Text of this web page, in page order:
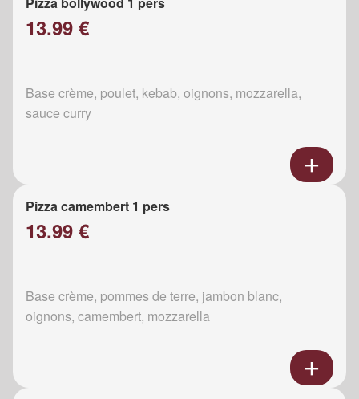
13.99 €
Base crème, poulet, kebab, oignons, mozzarella,
sauce curry
Pizza camembert 1 pers
13.99 €
Base crème, pommes de terre, jambon blanc,
oignons, camembert, mozzarella